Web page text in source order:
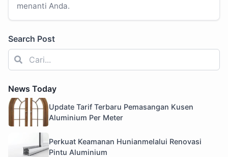
menanti Anda.
Search Post
News Today
Update Tarif Terbaru Pemasangan Kusen
Aluminium Per Meter
Perkuat Keamanan Hunianmelalui Renovasi
Pintu Aluminium